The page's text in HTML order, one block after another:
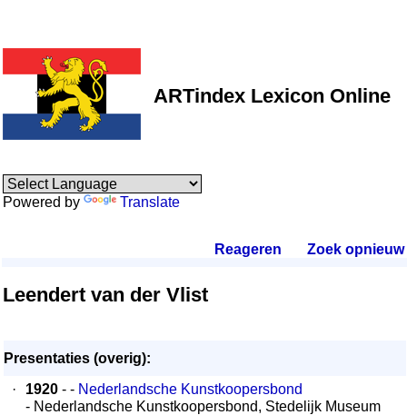
ARTindex Lexicon Online
Powered by Translate
Reageren Zoek opnieuw.
Leendert van der Vlist
Presentaties (overig):
·
1920 - - Nederlandsche Kunstkoopersbond
- Nederlandsche Kunstkoopersbond, Stedelijk Museum